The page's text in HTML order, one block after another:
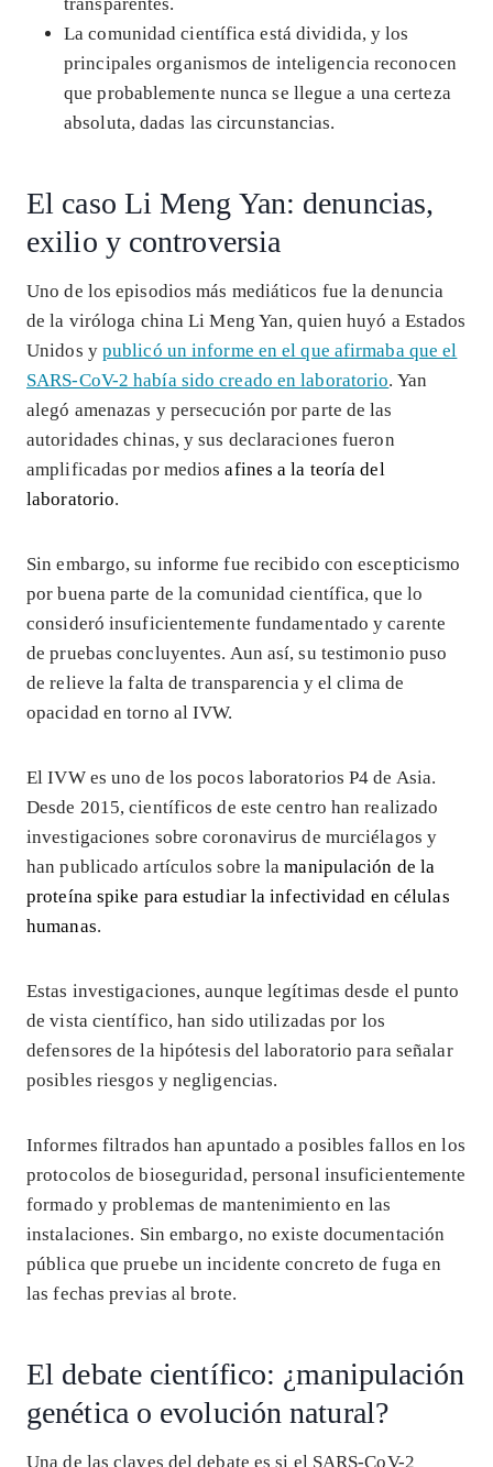
La comunidad científica está dividida, y los
principales organismos de inteligencia reconocen
que probablemente nunca se llegue a una certeza
absoluta, dadas las circunstancias.
El caso Li Meng Yan: denuncias,
exilio y controversia
Uno de los episodios más mediáticos fue la denuncia
de la viróloga china Li Meng Yan, quien huyó a Estados
Unidos y publicó un informe en el que afirmaba que el
SARS-CoV-2 había sido creado en laboratorio. Yan
alegó amenazas y persecución por parte de las
autoridades chinas, y sus declaraciones fueron
amplificadas por mediosafines a la teoría del
laboratorio.
Sin embargo, su informe fue recibido con escepticismo
por buena parte de la comunidad científica, que lo
consideró insuficientemente fundamentado y carente
de pruebas concluyentes. Aun así, su testimonio puso
de relieve la falta de transparencia y el clima de
opacidad en torno al IVW.
El IVW es uno de los pocos laboratorios P4 de Asia.
Desde 2015, científicos de este centro han realizado
investigaciones sobre coronavirus de murciélagos y
han publicado artículos sobre lamanipulación de la
proteína spike para estudiar la infectividad en células
humanas.
Estas investigaciones, aunque legítimas desde el punto
de vista científico, han sido utilizadas por los
defensores de la hipótesis del laboratorio para señalar
posibles riesgos y negligencias.
Informes filtrados han apuntado a posibles fallos en los
protocolos de bioseguridad, personal insuficientemente
formado y problemas de mantenimiento en las
instalaciones. Sin embargo, no existe documentación
pública que pruebe un incidente concreto de fuga en
las fechas previas al brote.
El debate científico: ¿manipulación
genética o evolución natural?
Una de las claves del debate es si el SARS-CoV-2